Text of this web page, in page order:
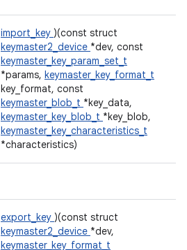
import_key )(const struct
keymaster2_device *dev, const
keymaster_key_param_set_t
*params, keymaster_key_format_t
key_format, const
keymaster_blob_t *key_data,
keymaster_key_blob_t *key_blob,
keymaster_key_characteristics_t
*characteristics)
export_key )(const struct
keymaster2_device *dev,
keymaster_key_format_t